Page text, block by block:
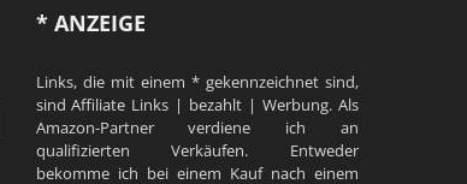
* ANZEIGE
Links, die mit einem * gekennzeichnet sind,
sind Affiliate Links | bezahlt | Werbung. Als
Amazon-Partner verdiene ich an
qualifizierten Verkäufen. Entweder
bekomme ich bei einem Kauf nach einem